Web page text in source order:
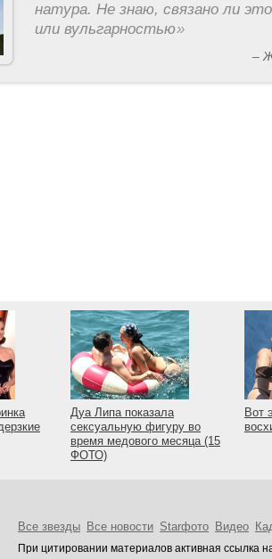
натура. Не знаю, связано ли
или вульгарностью»
–
Дуа Липа показала
сексуальную фигуру во
время медового месяца (15
ФОТО)
Вот
Все звезды Все новости Starфото Видео
При цитировании материалов активная ссылка